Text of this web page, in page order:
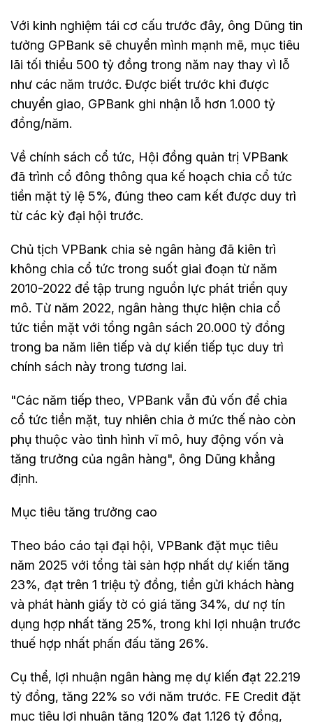
Với kinh nghiệm tái cơ cấu trước đây, ông Dũng tin
tưởng GPBank sẽ chuyển mình mạnh mẽ, mục tiêu
lãi tối thiểu 500 tỷ đồng trong năm nay thay vì lỗ
như các năm trước. Được biết trước khi được
chuyển giao, GPBank ghi nhận lỗ hơn 1.000 tỷ
đồng/năm.
Về chính sách cổ tức, Hội đồng quản trị VPBank
đã trình cổ đông thông qua kế hoạch chia cổ tức
tiền mặt tỷ lệ 5%, đúng theo cam kết được duy trì
từ các kỳ đại hội trước.
Chủ tịch VPBank chia sẻ ngân hàng đã kiên trì
không chia cổ tức trong suốt giai đoạn từ năm
2010-2022 để tập trung nguồn lực phát triển quy
mô. Từ năm 2022, ngân hàng thực hiện chia cổ
tức tiền mặt với tổng ngân sách 20.000 tỷ đồng
trong ba năm liên tiếp và dự kiến tiếp tục duy trì
chính sách này trong tương lai.
"Các năm tiếp theo, VPBank vẫn đủ vốn để chia
cổ tức tiền mặt, tuy nhiên chia ở mức thế nào còn
phụ thuộc vào tình hình vĩ mô, huy động vốn và
tăng trưởng của ngân hàng", ông Dũng khẳng
định.
Mục tiêu tăng trưởng cao
Theo báo cáo tại đại hội, VPBank đặt mục tiêu
năm 2025 với tổng tài sản hợp nhất dự kiến tăng
23%, đạt trên 1 triệu tỷ đồng, tiền gửi khách hàng
và phát hành giấy tờ có giá tăng 34%, dư nợ tín
dụng hợp nhất tăng 25%, trong khi lợi nhuận trước
thuế hợp nhất phấn đấu tăng 26%.
Cụ thể, lợi nhuận ngân hàng mẹ dự kiến đạt 22.219
tỷ đồng, tăng 22% so với năm trước. FE Credit đặt
mục tiêu lợi nhuận tăng 120% đạt 1.126 tỷ đồng,